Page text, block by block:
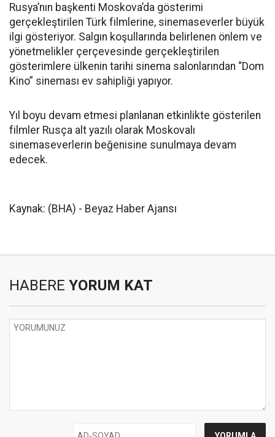
Rusya’nın başkenti Moskova’da gösterimi
gerçekleştirilen Türk filmlerine, sinemaseverler büyük
ilgi gösteriyor. Salgın koşullarında belirlenen önlem ve
yönetmelikler çerçevesinde gerçekleştirilen
gösterimlere ülkenin tarihi sinema salonlarından “Dom
Kino” sineması ev sahipliği yapıyor.
Yıl boyu devam etmesi planlanan etkinlikte gösterilen
filmler Rusça alt yazılı olarak Moskovalı
sinemaseverlerin beğenisine sunulmaya devam
edecek.
Kaynak: (BHA) - Beyaz Haber Ajansı
HABERE YORUM KAT